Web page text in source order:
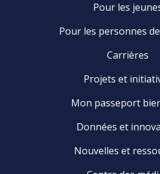
Pour les
Pour les personnes
Carrières
Projets et
Mon passeport
Données et
Nouvelles et